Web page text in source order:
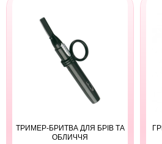
ТРИМЕР-БРИТВА ДЛЯ БРІВ ТА
ОБЛИЧЧЯ